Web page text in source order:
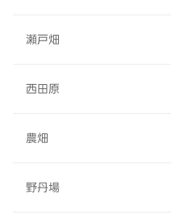
瀬戸畑
西田原
農畑
野丹場